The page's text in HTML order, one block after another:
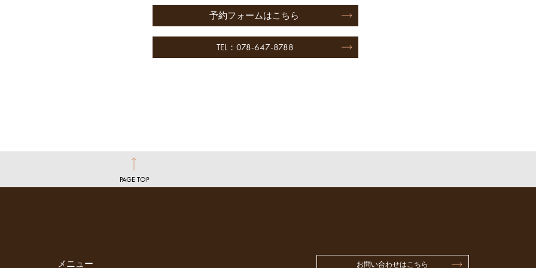
予約フォームはこちら
TEL：078-647-8788
PAGE TOP
メニュー お問い合わせはこちら